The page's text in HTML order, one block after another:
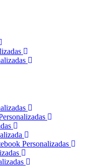
Personalizadas